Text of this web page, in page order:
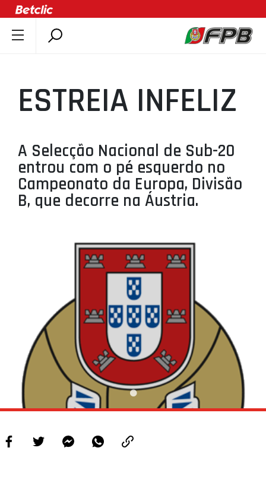
ÚLTIMAS
ASSOCIAÇÕES
CLUBES
AGENTES
AGENDA
MINIBASQUETE
ÁREA TÉCNICA
LIGA BETCLIC MASCULINA
LIGA BETCLIC FEMININA
ESTREIA INFELIZ
A Selecção Nacional de Sub-20
entrou com o pé esquerdo no
Campeonato da Europa, Divisão
B, que decorre na Áustria.